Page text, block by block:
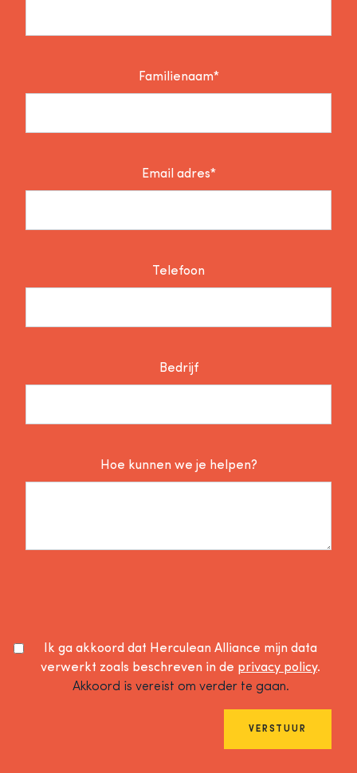
Familienaam*
Email adres*
Telefoon
Bedrijf
Hoe kunnen we je helpen?
Ik ga akkoord dat Herculean Alliance mijn data
verwerkt zoals beschreven in de privacy policy.
Akkoord is vereist om verder te gaan.
VERSTUUR